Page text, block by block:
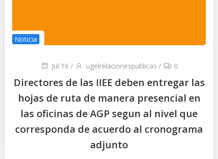
Noticia
Jul 16 / ugelrelacionespublicas / 0
Directores de las IIEE deben entregar las
hojas de ruta de manera presencial en
las oficinas de AGP segun al nivel que
corresponda de acuerdo al cronograma
adjunto